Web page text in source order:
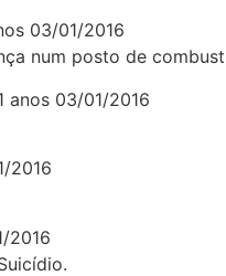
03/01/2016
num posto de
anos 03/01/2016
2016
2016